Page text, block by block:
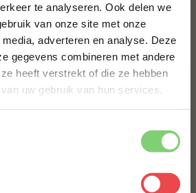
te analyseren. Ook delen we
van onze site met onze
adverteren en analyse. Deze
gegevens combineren met andere
heeft verstrekt of die ze hebben
uw gebruik van hun services.
BURGER, 6 HALEN 5 BETALEN
€ 25,-
Angus kogelbiefstuk
je
nieuwsbrief en ontvang direct
eerste bestelling.